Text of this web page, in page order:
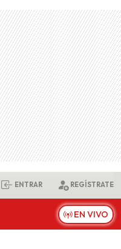
ENTRAR REGÍSTRATE
EN VIVO